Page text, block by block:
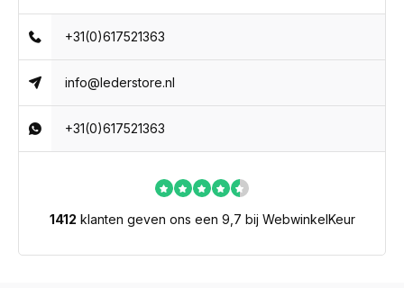
+31(0)617521363
info@lederstore.nl
+31(0)617521363
1412 klanten geven ons een 9,7 bij WebwinkelKeur